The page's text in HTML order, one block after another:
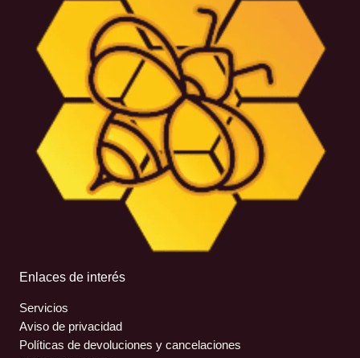
Enlaces de interés
Servicios
Aviso de privacidad
Políticas de devoluciones y cancelaciones